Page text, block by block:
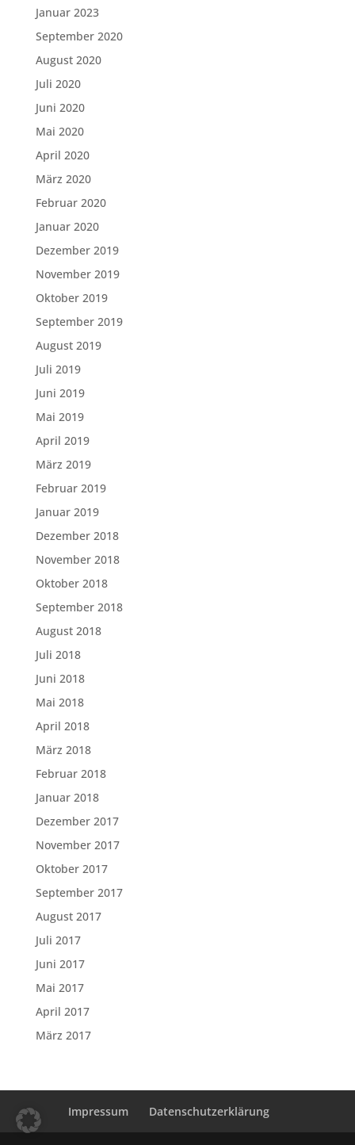
Januar 2023
September 2020
August 2020
Juli 2020
Juni 2020
Mai 2020
April 2020
März 2020
Februar 2020
Januar 2020
Dezember 2019
November 2019
Oktober 2019
September 2019
August 2019
Juli 2019
Juni 2019
Mai 2019
April 2019
März 2019
Februar 2019
Januar 2019
Dezember 2018
November 2018
Oktober 2018
September 2018
August 2018
Juli 2018
Juni 2018
Mai 2018
April 2018
März 2018
Februar 2018
Januar 2018
Dezember 2017
November 2017
Oktober 2017
September 2017
August 2017
Juli 2017
Juni 2017
Mai 2017
April 2017
März 2017
Impressum Datenschutzerklärung